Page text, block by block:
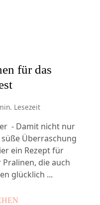
für das
Lesezeit
- Damit nicht nur
Überraschung
ein Rezept für
die auch
glücklich ...